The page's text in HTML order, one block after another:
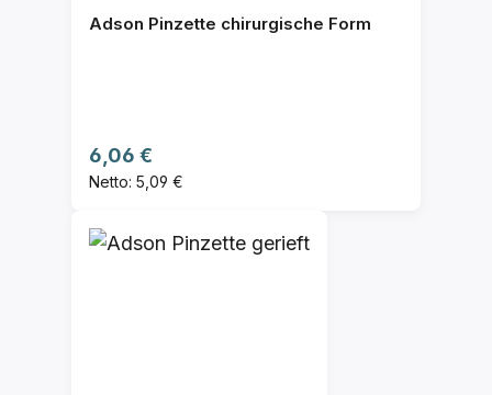
Adson Pinzette chirurgische Form
Regulärer Preis:
6,06 €
Netto: 5,09 €